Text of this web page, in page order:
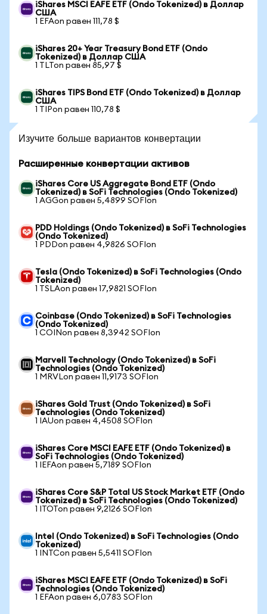
iShares MSCI EAFE ETF (Ondo Tokenized) в Доллар
США
1 EFAon равен 111,78 $
iShares 20+ Year Treasury Bond ETF (Ondo
Tokenized) в Доллар США
1 TLTon равен 85,97 $
iShares TIPS Bond ETF (Ondo Tokenized) в Доллар
США
1 TIPon равен 110,78 $
Изучите больше вариантов конвертации
Расширенные конвертации активов
iShares Core US Aggregate Bond ETF (Ondo
Tokenized) в SoFi Technologies (Ondo Tokenized)
1 AGGon равен 5,4899 SOFIon
PDD Holdings (Ondo Tokenized) в SoFi Technologies
(Ondo Tokenized)
1 PDDon равен 4,9826 SOFIon
Tesla (Ondo Tokenized) в SoFi Technologies (Ondo
Tokenized)
1 TSLAon равен 17,9821 SOFIon
Coinbase (Ondo Tokenized) в SoFi Technologies
(Ondo Tokenized)
1 COINon равен 8,3942 SOFIon
Marvell Technology (Ondo Tokenized) в SoFi
Technologies (Ondo Tokenized)
1 MRVLon равен 11,9173 SOFIon
iShares Gold Trust (Ondo Tokenized) в SoFi
Technologies (Ondo Tokenized)
1 IAUon равен 4,4508 SOFIon
iShares Core MSCI EAFE ETF (Ondo Tokenized) в
SoFi Technologies (Ondo Tokenized)
1 IEFAon равен 5,7189 SOFIon
iShares Core S&P Total US Stock Market ETF (Ondo
Tokenized) в SoFi Technologies (Ondo Tokenized)
1 ITOTon равен 9,2126 SOFIon
Intel (Ondo Tokenized) в SoFi Technologies (Ondo
Tokenized)
1 INTCon равен 5,5411 SOFIon
iShares MSCI EAFE ETF (Ondo Tokenized) в SoFi
Technologies (Ondo Tokenized)
1 EFAon равен 6,0783 SOFIon